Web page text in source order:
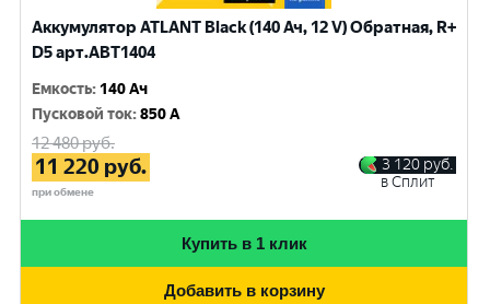
Аккумулятор ATLANT Black (140 Ач, 12 V) Обратная, R+
D5 арт.ABT1404
Емкость: 140 Ач
Пусковой ток:850 A
12 480руб.
11 220 руб.
при обмене
3 120 руб.
в Сплит
Купить в 1 клик
Добавить в корзину